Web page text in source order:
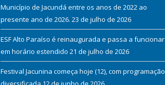
Município de Jacundá entre os anos de 2022 ao
presente ano de 2026. 23 de julho de 2026
ESF Alto Paraíso é reinaugurada e passa a funcionar
em horário estendido 21 de julho de 2026
Festival Jacunina começa hoje (12), com programação